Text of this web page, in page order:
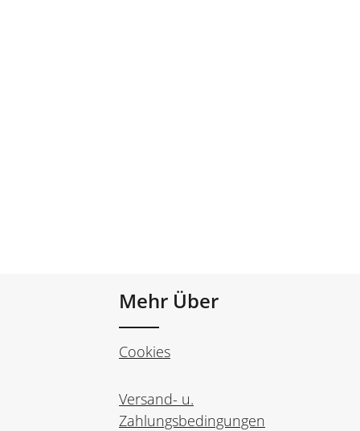
Mehr Über
Cookies
Versand- u.
Zahlungsbedingungen